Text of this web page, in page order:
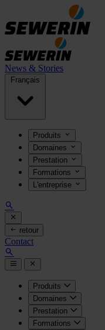
News & Stories
Français
Produits
Domaines
Prestation
Formations
L'entreprise
retour
Contact
Produits
Domaines
Prestation
Formations